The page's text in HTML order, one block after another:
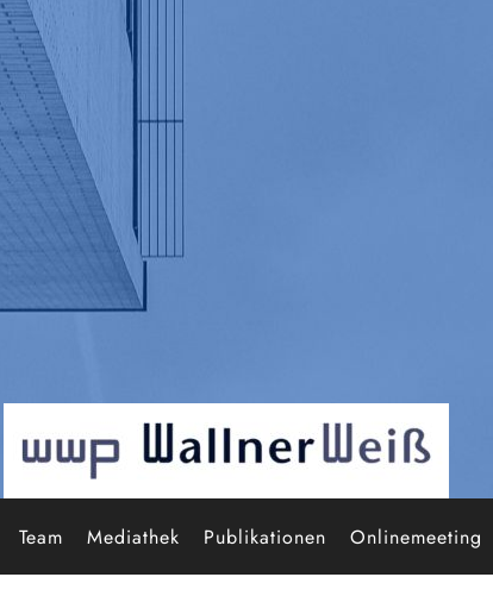
Team Mediathek Publikationen Onlinemeeting